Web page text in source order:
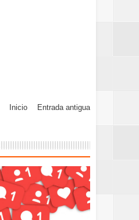
Entrada antigua
Inicio